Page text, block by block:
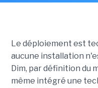
Le déploiement est
aucune installation
Dim, par définition du
même intégré une